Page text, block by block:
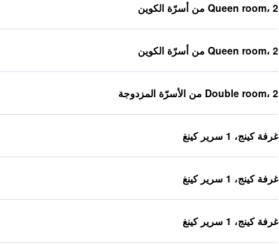
Queen room، 2 من أسرّة الكوين
Queen room، 2 من أسرّة الكوين
Double room، 2 من الأسرّة المزدوجة
غرفة كينج، 1 سرير كينغ
غرفة كينج، 1 سرير كينغ
غرفة كينج، 1 سرير كينغ